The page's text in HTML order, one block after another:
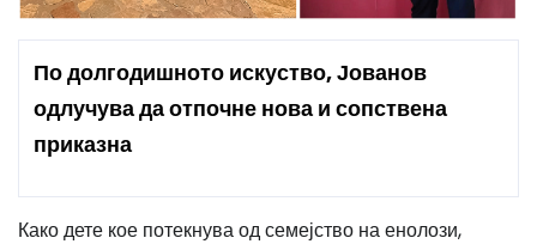
По долгодишното искуство, Јованов
одлучува да отпочне нова и сопствена
приказна
Како дете кое потекнува од семејство на енолози,